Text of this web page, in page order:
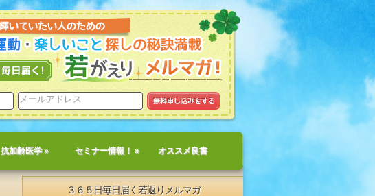
抗加齢医学» セミナー情報！ » オススメ良書
３６５日毎日届く若返りメルマガ